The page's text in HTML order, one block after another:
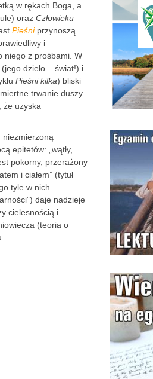
w rękach Boga, a
oraz Człowieku
Pieśniprzynoszą
i
niego z prośbami. W
dzieło – świat!) i
Pieśni kilka) bliski
trwanie duszy
że uzyska
niezmierzoną
epitetów: „wątły,
pokorny, przerażony
i ciałem” (tytuł
tyle w nich
daje nadzieje
cielesnością i
(teoria o